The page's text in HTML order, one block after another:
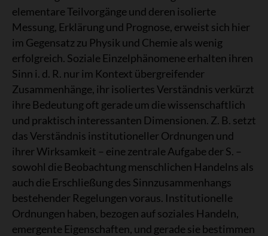
elementare Teilvorgänge und deren isolierte
Messung, Erklärung und Prognose, erweist sich hier
im Gegensatz zu Physik und Chemie als wenig
erfolgreich. Soziale Einzelphänomene erhalten ihren
Sinn i. d. R. nur im Kontext übergreifender
Zusammenhänge, ihr isoliertes Verständnis verkürzt
ihre Bedeutung oft gerade um die wissenschaftlich
und praktisch interessanten Dimensionen. Z. B. setzt
das Verständnis institutioneller Ordnungen und
ihrer Wirksamkeit – eine zentrale Aufgabe der S. –
sowohl die Beobachtung menschlichen Handelns als
auch die Erschließung des Sinnzusammenhangs
bestehender Regelungen voraus. Institutionelle
Ordnungen haben, bezogen auf soziales Handeln,
emergente Eigenschaften, und gerade sie bestimmen